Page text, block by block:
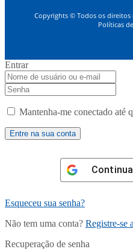
Copyrights © Todos os direitos
Políticas
Entrar
Mantenha-me conectado até
Esqueceu sua senha?
Não tem uma conta? Registre-se
Recuperação de senha